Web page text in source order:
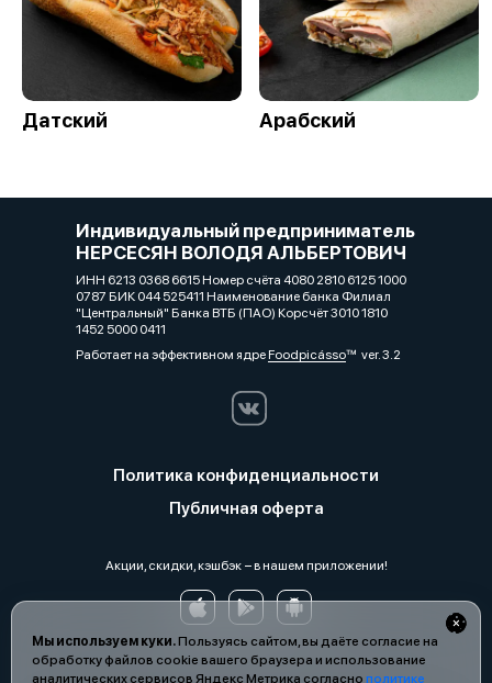
Мы используем куки.Пользуясь сайтом, вы даёте согласие на
обработку файлов cookie вашего браузера и использование
аналитических сервисов Яндекс Метрика согласно политике
Датский Арабский
Индивидуальный предприниматель
НЕРСЕСЯН ВОЛОДЯ АЛЬБЕРТОВИЧ
ИНН 6213 0368 6615 Номер счёта 4080 2810 6125 1000
0787 БИК 044 525411 Наименование банка Филиал
"Центральный" Банка ВТБ (ПАО) Корсчёт 3010 1810
1452 5000 0411
Работает на эффективном ядреFoodpicássover. 3.2
Политика конфиденциальности
Публичная оферта
Акции, скидки, кэшбэк − в нашем приложении!